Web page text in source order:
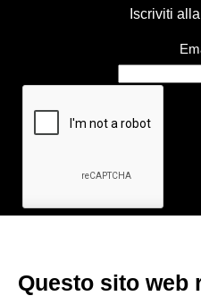
Iscriviti
Questo sito web